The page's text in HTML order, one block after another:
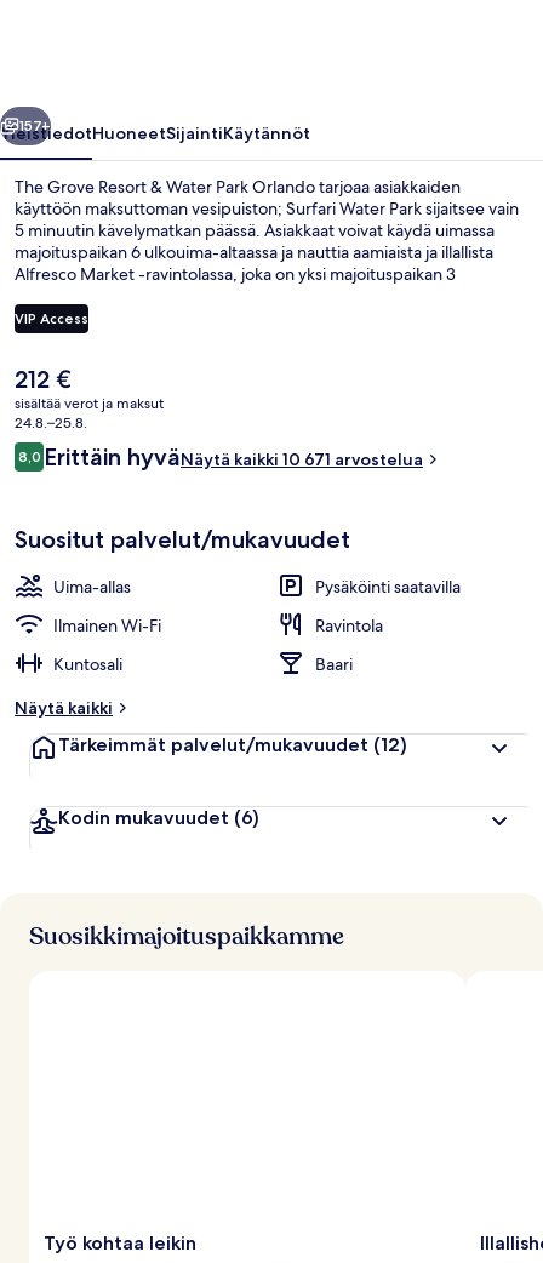
valokuvagalleria
Seuraava
157+
YleistiedotHuoneetSijaintiKäytännöt
The Grove Resort & Water Park Orlando tarjoaa asiakkaiden
käyttöön maksuttoman vesipuiston; Surfari Water Park sijaitsee vain
5 minuutin kävelymatkan päässä. Asiakkaat voivat käydä uimassa
majoituspaikan 6 ulkouima-altaassa ja nauttia aamiaista ja illallista
Alfresco Market -ravintolassa, joka on yksi majoituspaikan 3
ympäri vuorokauden auki oleva kuntokeskus. Uima-allas ja avulias
henkilökunta ovat myös asioita, joita matkailijat arvostavat.
VIP Access
Nykyinen
hinta
on
212 €
212 €
sisältää verot ja maksut
24.8.–25.8.
Arvostelut
8,08,0 kautta 10.
Erittäin hyväNäytä kaikki 10 671 arvostelua
Suositut palvelut/mukavuudet
Uima-allas
Pysäköinti saatavilla
Ilmainen Wi-Fi
Ravintola
Kuntosali
Baari
Näytä kaikki
Tärkeimmät palvelut/mukavuudet (12)
Kodin mukavuudet (6)
Suosikkimajoituspaikkamme
Työ kohtaa leikin